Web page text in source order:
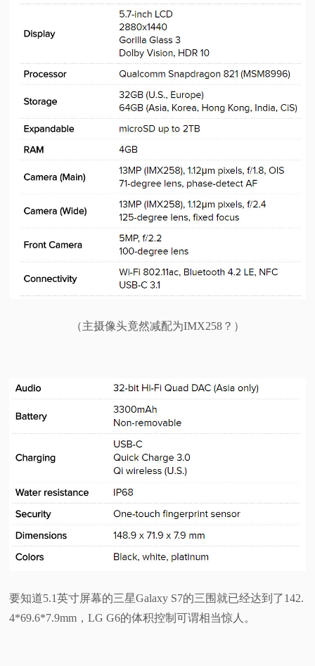
（主摄像头竟然减配为IMX258？）
要知道5.1英寸屏幕的三星Galaxy S7的三围就已经达到了142.
4*69.6*7.9mm，LG G6的体积控制可谓相当惊人。